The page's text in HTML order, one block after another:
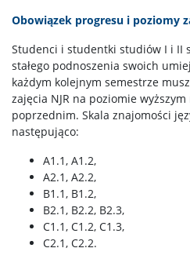
Obowiązek progresu i poziomy
Studenci i studentki studiów I i II
stałego podnoszenia swoich
każdym kolejnym semestrze
zajęcia NJR na poziomie
poprzednim. Skala znajomości
następująco:
A1.1, A1.2,
A2.1, A2.2,
B1.1, B1.2,
B2.1, B2.2, B2.3,
C1.1, C1.2, C1.3,
C2.1, C2.2.